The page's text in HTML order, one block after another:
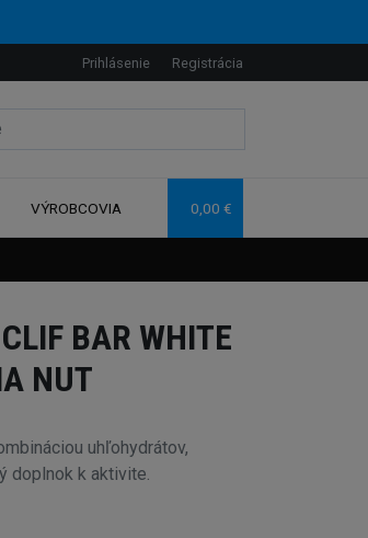
Prihlásenie Registrácia
VÝROBCOVIA 0,00 €
BAR WHITE
NUT
uhľohydrátov,
doplnok k aktivite.